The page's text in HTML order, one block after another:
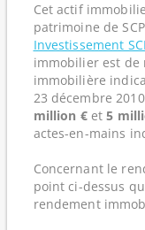
Cet actif
patrimoine de
Investissement
immobilier est de
immobilière
23 décembre
million €et5
actes-en-mains
Concernant le
point ci-dessus
rendement